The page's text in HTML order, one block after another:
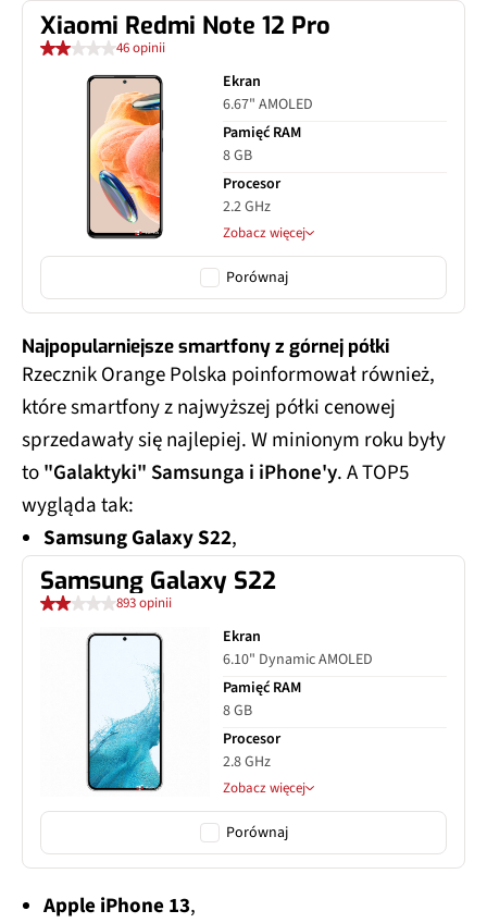
Xiaomi Redmi Note 12 Pro
46 opinii
Ekran
6.67" AMOLED
Pamięć RAM
8 GB
Procesor
2.2 GHz
Zobacz więcej
Porównaj
Najpopularniejsze smartfony z górnej półki
Rzecznik Orange Polska poinformował również,
które smartfony z najwyższej półki cenowej
sprzedawały się najlepiej. W minionym roku były
to"Galaktyki" Samsunga i iPhone'y. A TOP5
wygląda tak:
Samsung Galaxy S22,
Samsung Galaxy S22
893 opinii
Ekran
6.10" Dynamic AMOLED
Pamięć RAM
8 GB
Procesor
2.8 GHz
Zobacz więcej
Porównaj
Apple iPhone 13,